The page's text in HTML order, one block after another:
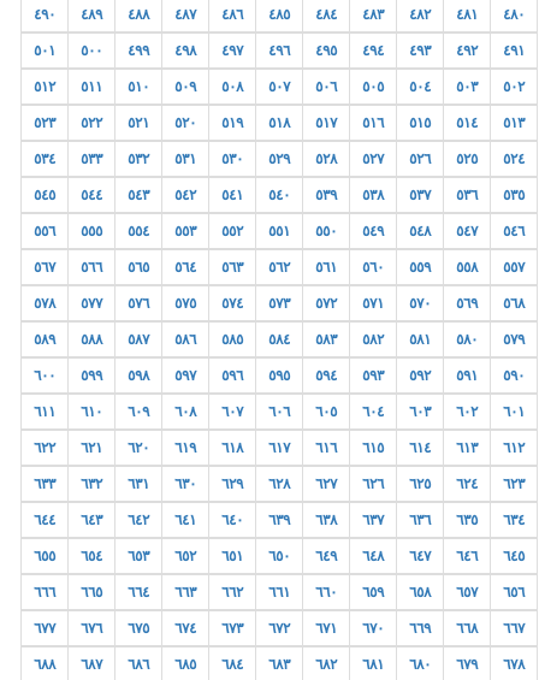
٤٨٠ ٤٨١ ٤٨٢ ٤٨٣ ٤٨٤ ٤٨٥ ٤٨٦ ٤٨٧ ٤٨٨ ٤٨٩ ٤٩٠
٤٩١ ٤٩٢ ٤٩٣ ٤٩٤ ٤٩٥ ٤٩٦ ٤٩٧ ٤٩٨ ٤٩٩ ٥٠٠ ٥٠١
٥٠٢ ٥٠٣ ٥٠٤ ٥٠٥ ٥٠٦ ٥٠٧ ٥٠٨ ٥٠٩ ٥١٠ ٥١١ ٥١٢
٥١٣ ٥١٤ ٥١٥ ٥١٦ ٥١٧ ٥١٨ ٥١٩ ٥٢٠ ٥٢١ ٥٢٢ ٥٢٣
٥٢٤ ٥٢٥ ٥٢٦ ٥٢٧ ٥٢٨ ٥٢٩ ٥٣٠ ٥٣١ ٥٣٢ ٥٣٣ ٥٣٤
٥٣٥ ٥٣٦ ٥٣٧ ٥٣٨ ٥٣٩ ٥٤٠ ٥٤١ ٥٤٢ ٥٤٣ ٥٤٤ ٥٤٥
٥٤٦ ٥٤٧ ٥٤٨ ٥٤٩ ٥٥٠ ٥٥١ ٥٥٢ ٥٥٣ ٥٥٤ ٥٥٥ ٥٥٦
٥٥٧ ٥٥٨ ٥٥٩ ٥٦٠ ٥٦١ ٥٦٢ ٥٦٣ ٥٦٤ ٥٦٥ ٥٦٦ ٥٦٧
٥٦٨ ٥٦٩ ٥٧٠ ٥٧١ ٥٧٢ ٥٧٣ ٥٧٤ ٥٧٥ ٥٧٦ ٥٧٧ ٥٧٨
٥٧٩ ٥٨٠ ٥٨١ ٥٨٢ ٥٨٣ ٥٨٤ ٥٨٥ ٥٨٦ ٥٨٧ ٥٨٨ ٥٨٩
٥٩٠ ٥٩١ ٥٩٢ ٥٩٣ ٥٩٤ ٥٩٥ ٥٩٦ ٥٩٧ ٥٩٨ ٥٩٩ ٦٠٠
٦٠١ ٦٠٢ ٦٠٣ ٦٠٤ ٦٠٥ ٦٠٦ ٦٠٧ ٦٠٨ ٦٠٩ ٦١٠ ٦١١
٦١٢ ٦١٣ ٦١٤ ٦١٥ ٦١٦ ٦١٧ ٦١٨ ٦١٩ ٦٢٠ ٦٢١ ٦٢٢
٦٢٣ ٦٢٤ ٦٢٥ ٦٢٦ ٦٢٧ ٦٢٨ ٦٢٩ ٦٣٠ ٦٣١ ٦٣٢ ٦٣٣
٦٣٤ ٦٣٥ ٦٣٦ ٦٣٧ ٦٣٨ ٦٣٩ ٦٤٠ ٦٤١ ٦٤٢ ٦٤٣ ٦٤٤
٦٤٥ ٦٤٦ ٦٤٧ ٦٤٨ ٦٤٩ ٦٥٠ ٦٥١ ٦٥٢ ٦٥٣ ٦٥٤ ٦٥٥
٦٥٦ ٦٥٧ ٦٥٨ ٦٥٩ ٦٦٠ ٦٦١ ٦٦٢ ٦٦٣ ٦٦٤ ٦٦٥ ٦٦٦
٦٦٧ ٦٦٨ ٦٦٩ ٦٧٠ ٦٧١ ٦٧٢ ٦٧٣ ٦٧٤ ٦٧٥ ٦٧٦ ٦٧٧
٦٧٨ ٦٧٩ ٦٨٠ ٦٨١ ٦٨٢ ٦٨٣ ٦٨٤ ٦٨٥ ٦٨٦ ٦٨٧ ٦٨٨